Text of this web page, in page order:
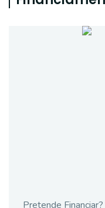
Pretende Financiar?